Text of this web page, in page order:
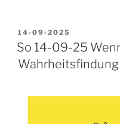
VERÖFFENTLICHT
AM
14-09-2025
So 14-09-25